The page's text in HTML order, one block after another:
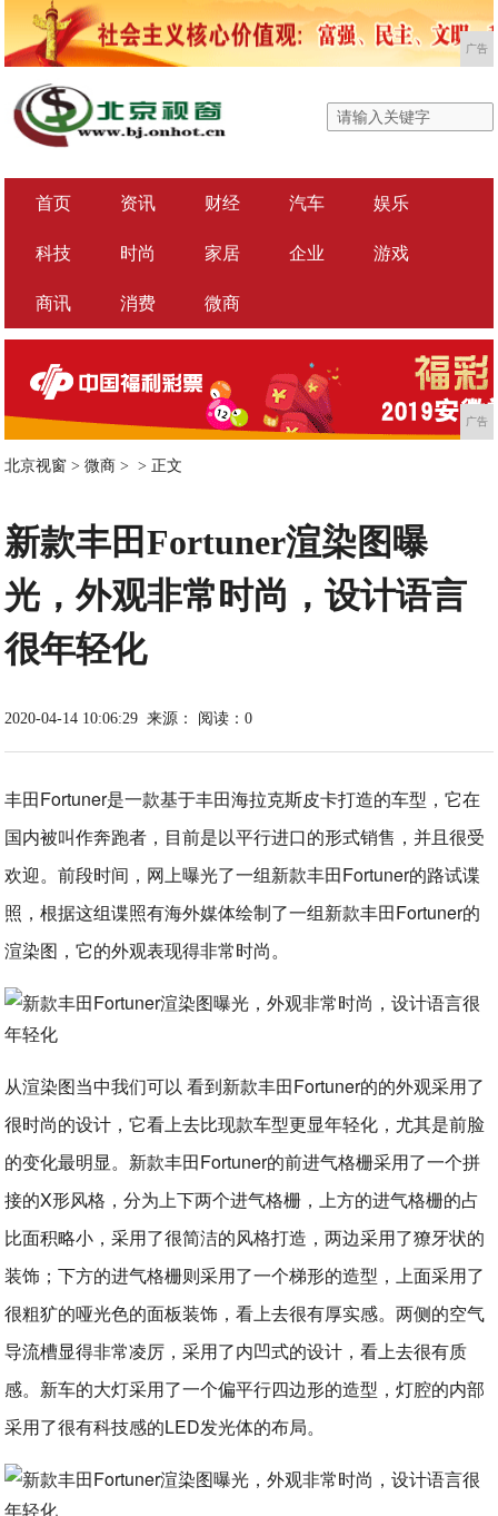
广告
首页 资讯 财经 汽车 娱乐
科技 时尚 家居 企业 游戏
商讯 消费 微商
广告
北京视窗 >微商 > > 正文
新款丰田Fortuner渲染图曝
光，外观非常时尚，设计语言
很年轻化
2020-04-14 10:06:29 来源： 阅读：0
丰田Fortuner是一款基于丰田海拉克斯皮卡打造的车型，它在
国内被叫作奔跑者，目前是以平行进口的形式销售，并且很受
欢迎。前段时间，网上曝光了一组新款丰田Fortuner的路试谍
照，根据这组谍照有海外媒体绘制了一组新款丰田Fortuner的
渲染图，它的外观表现得非常时尚。
从渲染图当中我们可以 看到新款丰田Fortuner的的外观采用了
很时尚的设计，它看上去比现款车型更显年轻化，尤其是前脸
的变化最明显。新款丰田Fortuner的前进气格栅采用了一个拼
接的X形风格，分为上下两个进气格栅，上方的进气格栅的占
比面积略小，采用了很简洁的风格打造，两边采用了獠牙状的
装饰；下方的进气格栅则采用了一个梯形的造型，上面采用了
很粗犷的哑光色的面板装饰，看上去很有厚实感。两侧的空气
导流槽显得非常凌厉，采用了内凹式的设计，看上去很有质
感。新车的大灯采用了一个偏平行四边形的造型，灯腔的内部
采用了很有科技感的LED发光体的布局。